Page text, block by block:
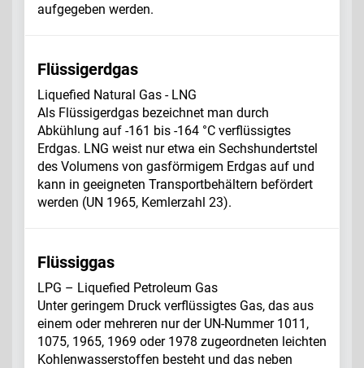
aufgegeben werden.
Flüssigerdgas
Liquefied Natural Gas - LNG
Als Flüssigerdgas bezeichnet man durch
Abkühlung auf -161 bis -164 °C verflüssigtes
Erdgas. LNG weist nur etwa ein Sechshundertstel
des Volumens von gasförmigem Erdgas auf und
kann in geeigneten Transportbehältern befördert
werden (UN 1965, Kemlerzahl 23).
Flüssiggas
LPG – Liquefied Petroleum Gas
Unter geringem Druck verflüssigtes Gas, das aus
einem oder mehreren nur der UN-Nummer 1011,
1075, 1965, 1969 oder 1978 zugeordneten leichten
Kohlenwasserstoffen besteht und das neben